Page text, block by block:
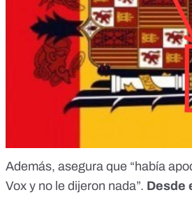
Además, asegura que “había
Vox y no le dijeron nada”. Desde